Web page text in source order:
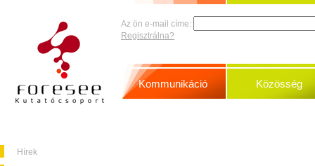
Hírek
Az ön e-mail címe:
Regisztrálna?
Kommunikáció Közösség